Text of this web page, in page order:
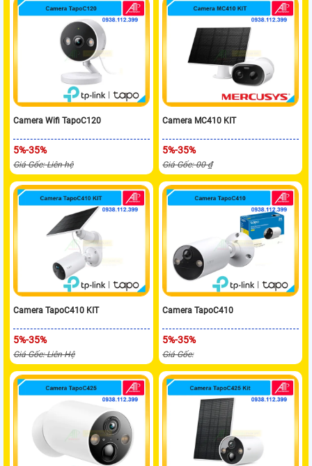
Camera Wifi TapoC120
5%-35%
Giá Gốc: Liên hệ
Camera MC410 KIT
5%-35%
Giá Gốc: 00 ₫
Camera TapoC410 KIT
5%-35%
Giá Gốc: Liên Hệ
Camera TapoC410
5%-35%
Giá Gốc: